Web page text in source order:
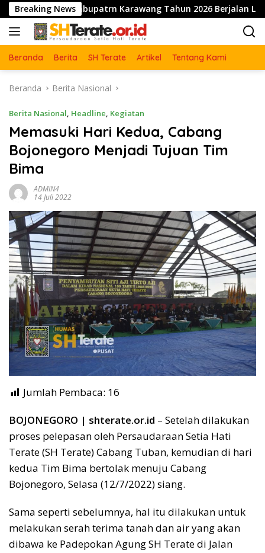
Langsung
ke
konten
Breaking News
Karawang Tahun 2026 Berjalan Lancar dan Sukses
Beranda Berita SH Terate Artikel Tentang Kami
Beranda Berita Nasional
Berita Nasional, Headline, Kegiatan
Memasuki Hari Kedua, Cabang
Bojonegoro Menjadi Tujuan Tim
Bima
ADMIN4
14 Juli 2022
Jumlah Pembaca: 16
BOJONEGORO | shterate.or.id – Setelah dilakukan
proses pelepasan oleh Persaudaraan Setia Hati
Terate (SH Terate) Cabang Tuban, kemudian di hari
kedua Tim Bima bertolak menuju Cabang
Bojonegoro, Selasa (12/7/2022) siang.
Sama seperti sebelumnya, hal itu dilakukan untuk
melakukan serah terima tanah dan air yang akan
dibawa ke Padepokan Agung SH Terate di Jalan